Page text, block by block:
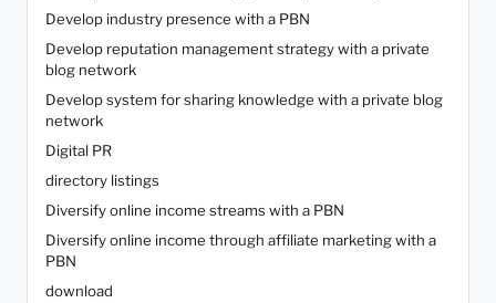
Develop industry presence with a PBN
Develop reputation management strategy with a private
blog network
Develop system for sharing knowledge with a private blog
network
Digital PR
directory listings
Diversify online income streams with a PBN
Diversify online income through affiliate marketing with a
PBN
download